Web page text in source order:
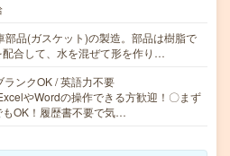
部品(ガスケット)の製造。部品は樹脂で
合して、水を混ぜて形を作り…
ランクOK / 英語力不要
やWordの操作できる方歓迎！〇まず
OK！履歴書不要で気…